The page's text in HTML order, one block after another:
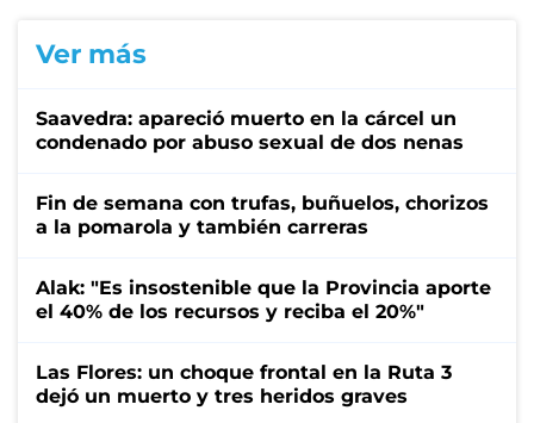
Ver más
Saavedra: apareció muerto en la cárcel un
condenado por abuso sexual de dos nenas
Fin de semana con trufas, buñuelos, chorizos
a la pomarola y también carreras
Alak: "Es insostenible que la Provincia aporte
el 40% de los recursos y reciba el 20%"
Las Flores: un choque frontal en la Ruta 3
dejó un muerto y tres heridos graves